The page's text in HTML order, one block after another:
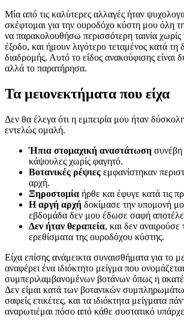
Μία από τις καλύτερες αλλαγές ήταν
σκέφτομαι για την ουροδόχο κύστη μου όλη
να παρακολουθήσω περισσότερη ταινία χωρίς
έξοδο, και ήμουν λιγότερο τεταμένος κατά τη
διαδρομής. Αυτό το είδος ανακούφισης είναι
αλλά το παρατήρησα.
Τα μειονεκτήματα που είχα
Δεν θα έλεγα ότι η εμπειρία μου ήταν
εντελώς ομαλή.
Ήπια στομαχική αναστάτωση συνέβη
κάψουλες χωρίς φαγητό.
Βοτανικές ρέψιες εμφανίστηκαν
αρχή.
Ξηροστομία ήρθε και έφυγε κατά τις
Η αργή αρχή δοκίμασε την υπομονή
εβδομάδα δεν μου έδωσε σαφή
Δεν ήταν θεραπεία, και δεν
ερεθίσματα της ουροδόχου κύστης.
Είχα επίσης ανάμεικτα συναισθήματα για το
αναφέρει ένα ιδιόκτητο μείγμα που
συμπεριλαμβανομένων βοτάνων όπως η
Δεν είμαι κατά των βοτανικών
σαφείς ετικέτες, και τα ιδιόκτητα μείγματα
αναρωτιέμαι πόσο από κάθε συστατικό